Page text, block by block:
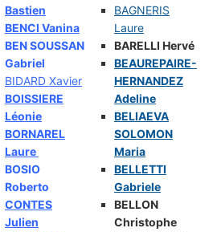
Bastien
BENCI Vanina
BEN SOUSSAN
Gabriel
BIDARD Xavier
BOISSIERE
Léonie
BORNAREL
Laure
BOSIO
Roberto
CONTES
Julien
BAGNERIS
Laure
BARELLI Hervé
BEAUREPAIRE-
HERNANDEZ
Adeline
BELIAEVA
SOLOMON
Maria
BELLETTI
Gabriele
BELLON
Christophe